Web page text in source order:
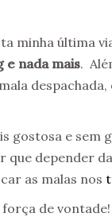
minha última
e nada mais.
despachada,
gostosa e sem
depender
as malas nos
de vontade!